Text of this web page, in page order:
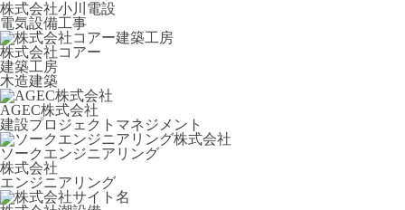
株式会社小川電設
電気設備工事
株式会社コアー
建築工房
木造建築
AGEC株式会社
建設プロジェクトマネジメント
ソークエンジニアリング
株式会社
エンジニアリング